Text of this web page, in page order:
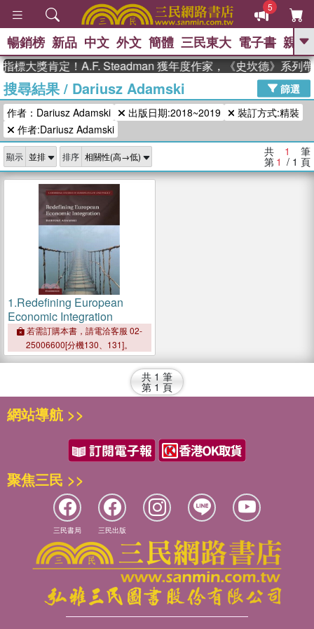
5
GO
熱搜： 東野圭吾 高希均教授回憶錄
、 The Odyssey 、 父親節 、 如果歷
史是一群喵 、 暑期推薦 、 國際布克
登輝時代 、 數學女孩：黎曼猜想 、
偉大的迷走神經
暢銷榜 新品 中文 外文 簡體 三民東大 電子書 親子
標大獎肯定！A.F. Steadman 獲年度作家，《史坎德》系列
搜尋結果/ Dariusz Adamski
篩選
作者：Dariusz Adamski
出版日期:2018~2019
裝訂方式:精裝
作者:Dariusz Adamski
顯示 排序 共 1 筆
第 1 / 1 頁
1.Redefining European
Economic Integration
若需訂購本書，請電洽客服 02-
25006600[分機130、131]。
共 1 筆
第 1 頁
網站導航 >>
聚焦三民 >>
三民書局 三民出版